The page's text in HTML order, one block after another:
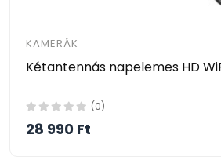
KAMERÁK
(0)
28 990 Ft